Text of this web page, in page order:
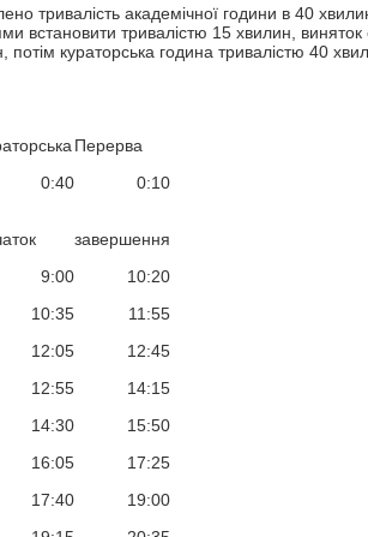
тривалість академічної години в 40
встановити тривалістю 15 хвилин, виняток
потім кураторська година тривалістю 40
Перерва
0:40 0:10
завершення
9:00
10:20
10:35
11:55
12:05
12:45
12:55
14:15
14:30
15:50
16:05
17:25
17:40
19:00